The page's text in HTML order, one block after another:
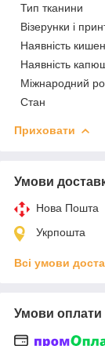
Тип тканини
Візерунки і
Наявність
Наявність
Міжнародний
Стан
Приховати
Умови
Нова Пошта
Укрпошта
Всі умови
Умови оплати